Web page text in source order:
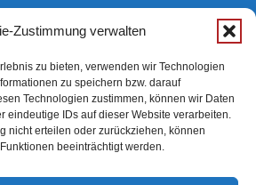
Zustimmung verwalten
zu bieten, verwenden wir Technologien
zu speichern bzw. darauf
Technologien zustimmen, können wir Daten
eindeutige IDs auf dieser Website verarbeiten.
nicht erteilen oder zurückziehen, können
beeinträchtigt werden.